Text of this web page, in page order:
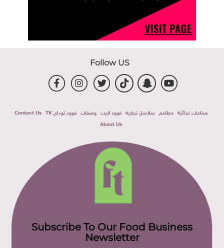
Follow US
صناعات غذائية مطاعم سلاسل تجارية فوود لايت وصفات فوود توداى TV
Contact Us
About Us
Subscribe To Our Food Business
Newsletter